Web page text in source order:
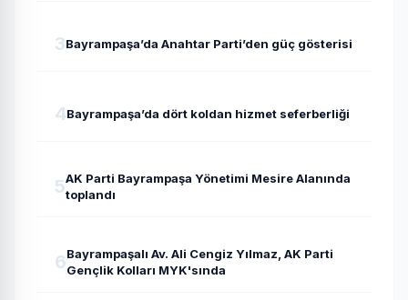
3Bayrampaşa’da Anahtar Parti’den güç gösterisi
4Bayrampaşa’da dört koldan hizmet seferberliği
5AK Parti Bayrampaşa Yönetimi Mesire Alanında
toplandı
6Bayrampaşalı Av. Ali Cengiz Yılmaz, AK Parti
Gençlik Kolları MYK'sında